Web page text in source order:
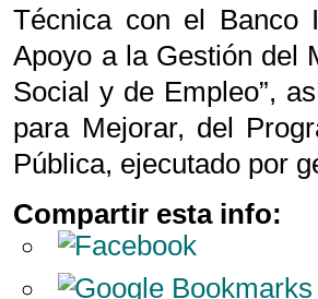
Técnica con el Banco
Apoyo a la Gestión del
Social y de Empleo”,
para Mejorar, del
Pública, ejecutado por
Compartir esta info: